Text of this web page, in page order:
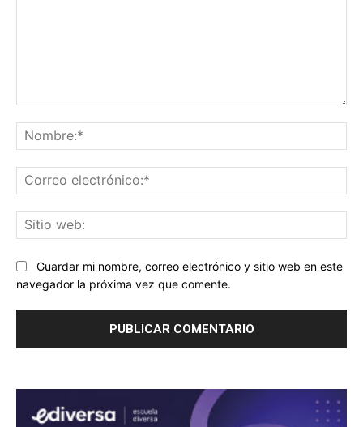
Guardar mi nombre, correo electrónico y sitio web en este
navegador la próxima vez que comente.